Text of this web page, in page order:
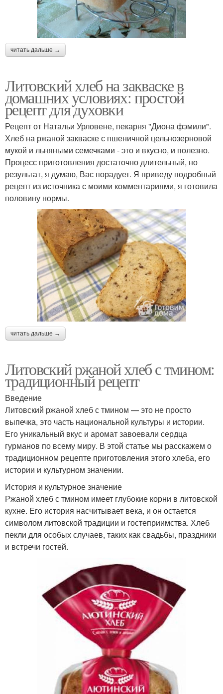
читать дальше →
Литовский хлеб на закваске в
домашних условиях: простой
рецепт для духовки
Рецепт от Натальи Урловене, пекарня "Диона фэмили".
Хлеб на ржаной закваске с пшеничной цельнозерновой
мукой и льняными семечками - это и вкусно, и полезно.
Процесс приготовления достаточно длительный, но
результат, я думаю, Вас порадует. Я приведу подробный
рецепт из источника с моими комментариями, я готовила
половину нормы.
читать дальше →
Литовский ржаной хлеб с тмином:
традиционный рецепт
Введение
Литовский ржаной хлеб с тмином — это не просто
выпечка, это часть национальной культуры и истории.
Его уникальный вкус и аромат завоевали сердца
гурманов по всему миру. В этой статье мы расскажем о
традиционном рецепте приготовления этого хлеба, его
истории и культурном значении.
История и культурное значение
Ржаной хлеб с тмином имеет глубокие корни в литовской
кухне. Его история насчитывает века, и он остается
символом литовской традиции и гостеприимства. Хлеб
пекли для особых случаев, таких как свадьбы, праздники
и встречи гостей.